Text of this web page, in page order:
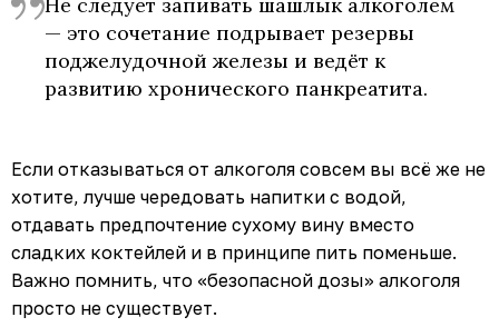
— это сочетание подрывает резервы
поджелудочной железы и ведёт к
развитию хронического панкреатита.
Если отказываться от алкоголя совсем вы всё же не
хотите, лучше чередовать напитки с водой,
отдавать предпочтение сухому вину вместо
сладких коктейлей и в принципе пить поменьше.
Важно помнить, что «безопасной дозы» алкоголя
просто не существует.